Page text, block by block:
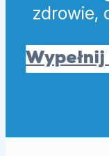
zdrowie,